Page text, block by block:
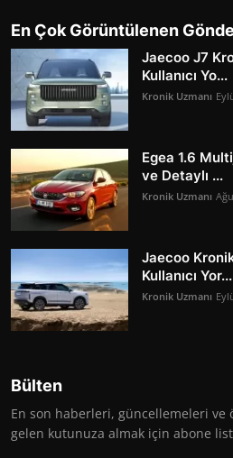
En Çok Görüntülenen
Jaecoo J7
Kullanıcı Yo...
Kronik Uzmanı
Egea 1.6
ve Detaylı ...
Kronik Uzmanı
Jaecoo
Kullanıcı Yor...
Kronik Uzmanı
Bülten
En son haberleri, güncellemeleri ve
gelen kutunuza almak için abone